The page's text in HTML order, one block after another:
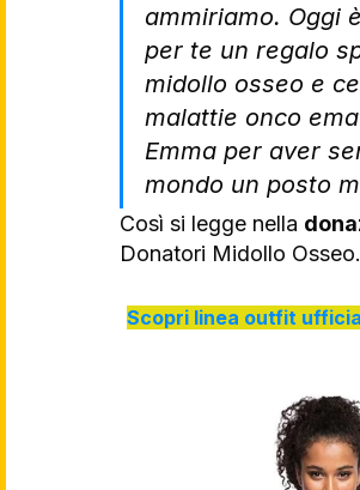
ammiriamo. Oggi
per te un regalo
midollo osseo e
malattie onco
Emma per aver
mondo un posto
Così si legge nella
Donatori Midollo Osseo.
Scopri linea outfit